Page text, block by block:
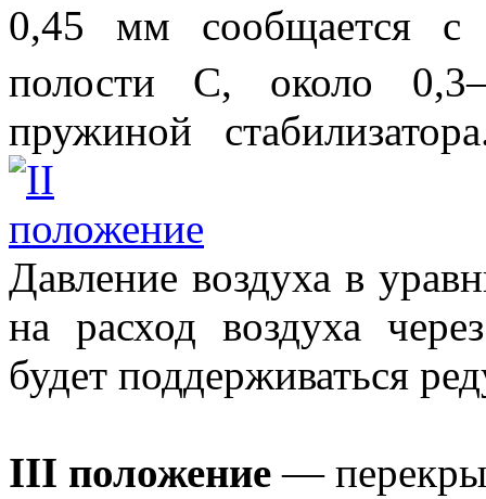
0,45 мм сообщается с
полости С, около
пружиной
Давление воздуха в
на расход воздуха
будет поддерживаться
III положение—